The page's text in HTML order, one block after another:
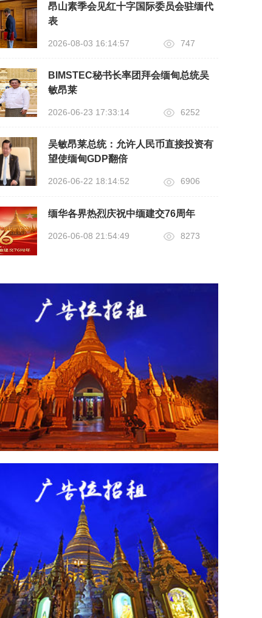
昂山素季会见红十字国际委员会驻缅代
表
2026-08-03 16:14:57 747
BIMSTEC秘书长率团拜会缅甸总统吴
敏昂莱
2026-06-23 17:33:14 6252
吴敏昂莱总统：允许人民币直接投资有
望使缅甸GDP翻倍
2026-06-22 18:14:52 6906
缅华各界热烈庆祝中缅建交76周年
2026-06-08 21:54:49 8273